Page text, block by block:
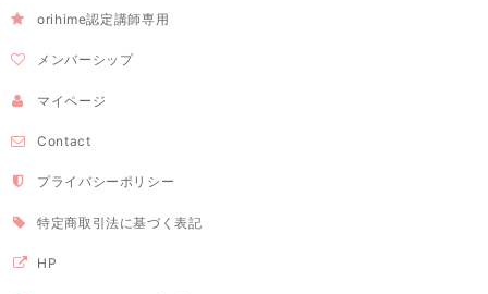
orihime認定講師専用
メンバーシップ
マイページ
Contact
プライバシーポリシー
特定商取引法に基づく表記
HP